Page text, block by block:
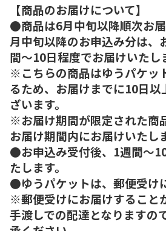
【商品のお届けについて】
●商品は6月中旬以降順次お
月中旬以降のお申込み分は、
間～10日程度でお届けいたし
※こちらの商品はゆうパケッ
るため、お届けまでに10日
ざいます。
※お届け期間が限定された商
お届け期間内にお届けいたし
●お申込み受付後、1週間～
たします。
●ゆうパケットは、郵便受け
※郵便受けにお届けすること
手渡しでの配達となりますの